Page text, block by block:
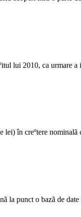
lui 2010, ca urmare
în creºtere
la punct o bazã de